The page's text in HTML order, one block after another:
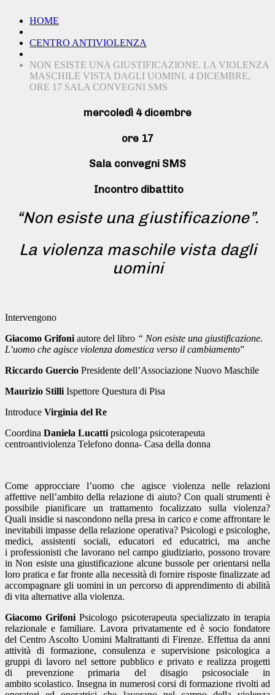
HOME
CENTRO ANTIVIOLENZA
NON ESISTE UNA GIUSTIFICAZIONE. LA VIOLENZA
MASCHILE VISTA DAGLI UOMINI. 4 DICEMBRE,
ORE 17 SALA CONVEGNI SMS
mercoledì 4 dicembre
ore 17
Sala convegni SMS
Incontro dibattito
“Non esiste una giustificazione”.
La violenza maschile vista dagli
uomini
Intervengono
Giacomo Grifoni autore del libro “ Non esiste una giustificazione.
L’uomo che agisce violenza domestica verso il cambiamento”
Riccardo Guercio Presidente dell’Associazione Nuovo Maschile
Maurizio Stilli Ispettore Questura di Pisa
Introduce Virginia del Re
Coordina Daniela Lucatti psicologa psicoterapeuta
centroantiviolenza Telefono donna- Casa della donna
Come approcciare l’uomo che agisce violenza nelle relazioni
affettive nell’ambito della relazione di aiuto? Con quali strumenti è
possibile pianificare un trattamento focalizzato sulla violenza?
Quali insidie si nascondono nella presa in carico e come affrontare le
inevitabili impasse della relazione operativa? Psicologi e psicologhe,
medici, assistenti sociali, educatori ed educatrici, ma anche
i professionisti che lavorano nel campo giudiziario, possono trovare
in Non esiste una giustificazione alcune bussole per orientarsi nella
loro pratica e far fronte alla necessità di fornire risposte finalizzate ad
accompagnare gli uomini in un percorso di apprendimento di abilità
di vita alternative alla violenza.
Giacomo Grifoni Psicologo psicoterapeuta specializzato in terapia
relazionale e familiare. Lavora privatamente ed è socio fondatore
del Centro Ascolto Uomini Maltrattanti di Firenze. Effettua da anni
attività di formazione, consulenza e supervisione psicologica a
gruppi di lavoro nel settore pubblico e privato e realizza progetti
di prevenzione primaria del disagio psicosociale in
ambito scolastico. Insegna in numerosi corsi di formazione rivolti ad